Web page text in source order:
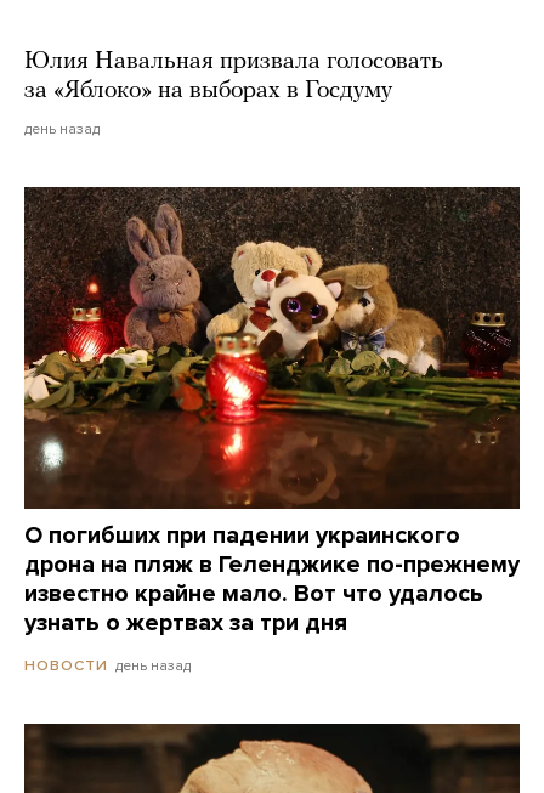
Юлия Навальная призвала голосовать
за «Яблоко» на выборах в Госдуму
день назад
О погибших при падении украинского
дрона на пляж в Геленджике по-прежнему
известно крайне мало. Вот что удалось
узнать о жертвах за три дня
НОВОСТИ день назад